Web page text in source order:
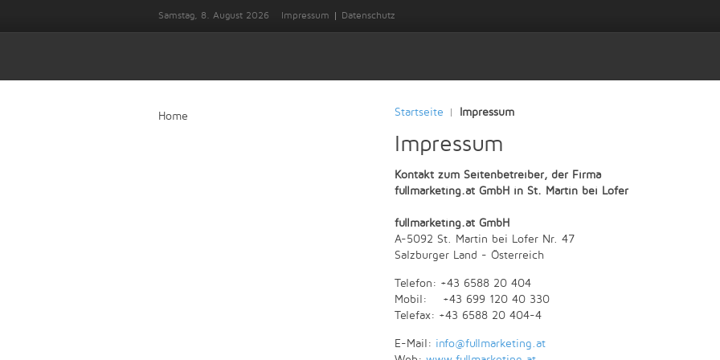
Samstag, 8. August 2026 Impressum Datenschutz
Startseite Impressum
Impressum
Kontakt zum Seitenbetreiber, der Firma
fullmarketing.at GmbH in St. Martin bei Lofer
fullmarketing.at GmbH
A-5092 St. Martin bei Lofer Nr. 47
Salzburger Land - Österreich
Telefon: +43 6588 20 404
Mobil: +43 699 120 40 330
Telefax: +43 6588 20 404-4
E-Mail: info@fullmarketing.at
Home